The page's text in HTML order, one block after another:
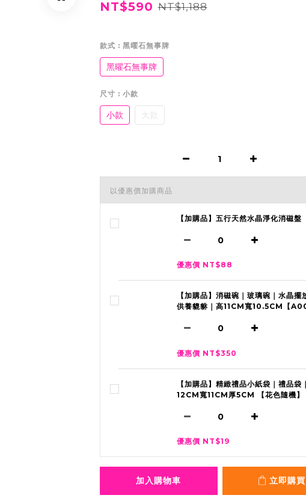
NT$590 NT$1,188
款式 : 黑曜石無事牌
黑曜石無事牌
尺寸 : 小款
小款 大款
以優惠價加購商品
【加購品】五行天然水晶淨化消磁盤
優惠價 NT$88
【加購品】消磁碗｜玻璃碗｜水晶擺
供養貔貅｜高11CM寬10.5CM【
優惠價 NT$350
【加購品】精緻禮品小紙袋｜禮品袋
12CM寬11CM厚5CM 【花色隨機】
優惠價 NT$19
加入購物車 立即購買